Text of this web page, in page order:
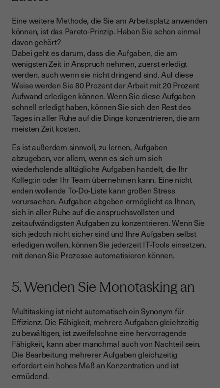
Eine weitere Methode, die Sie am Arbeitsplatz anwenden
können, ist das Pareto-Prinzip. Haben Sie schon einmal
davon gehört?
Dabei geht es darum, dass die Aufgaben, die am
wenigsten Zeit in Anspruch nehmen, zuerst erledigt
werden, auch wenn sie nicht dringend sind. Auf diese
Weise werden Sie 80 Prozent der Arbeit mit 20 Prozent
Aufwand erledigen können. Wenn Sie diese Aufgaben
schnell erledigt haben, können Sie sich den Rest des
Tages in aller Ruhe auf die Dinge konzentrieren, die am
meisten Zeit kosten.
Es ist außerdem sinnvoll, zu lernen, Aufgaben
abzugeben, vor allem, wenn es sich um sich
wiederholende alltägliche Aufgaben handelt, die Ihr
Kolleg:in oder Ihr Team übernehmen kann. Eine nicht
enden wollende To-Do-Liste kann großen Stress
verursachen. Aufgaben abgeben ermöglicht es Ihnen,
sich in aller Ruhe auf die anspruchsvollsten und
zeitaufwändigsten Aufgaben zu konzentrieren. Wenn Sie
sich jedoch nicht sicher sind und Ihre Aufgaben selbst
erledigen wollen, können Sie jederzeit IT-Tools einsetzen,
mit denen Sie Prozesse automatisieren können.
5. Wenden Sie Monotasking an
Multitasking ist nicht automatisch ein Synonym für
Effizienz. Die Fähigkeit, mehrere Aufgaben gleichzeitig
zu bewältigen, ist zweifelsohne eine hervorragende
Fähigkeit, kann aber manchmal auch von Nachteil sein.
Die Bearbeitung mehrerer Aufgaben gleichzeitig
erfordert ein hohes Maß an Konzentration und ist
ermüdend.